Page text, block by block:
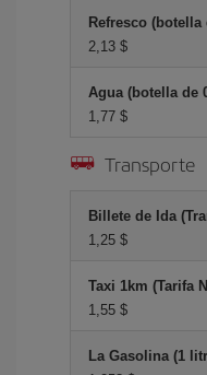
Refresco
2,13 $
Agua (botella de
1,77 $
Transporte
Billete de Ida
1,25 $
Taxi 1km (Tarifa
1,55 $
La Gasolina (1